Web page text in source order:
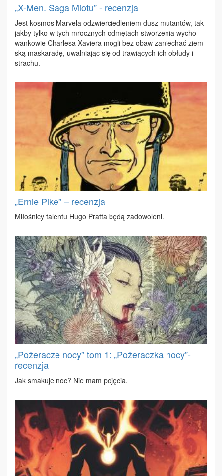
„X-Men. Saga Miotu” - recenzja
Jest ko­smos Ma­rve­la od­zwier­cie­dle­niem dusz mu­tan­tów, tak
jak­by tyl­ko w tych mrocz­nych od­mę­tach stwo­rze­nia wy­cho­
wan­ko­wie Char­le­sa Xa­vie­ra mo­gli bez obaw za­nie­chać ziem­
ską ma­ska­ra­dę, uwal­nia­jąc się od tra­wią­cych ich ob­łu­dy i
stra­chu.
„Ernie Pike” – recenzja
Mi­ło­śni­cy ta­len­tu Hu­go Prat­ta bę­dą za­do­wo­le­ni.
„Pożeracze nocy” tom 1: „Pożeraczka nocy”-
recenzja
Jak sma­ku­je noc? Nie mam po­ję­cia.